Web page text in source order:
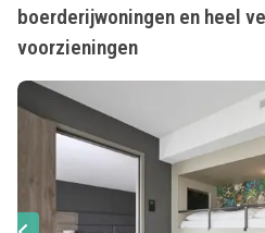
boerderijwoningen en heel
voorzieningen